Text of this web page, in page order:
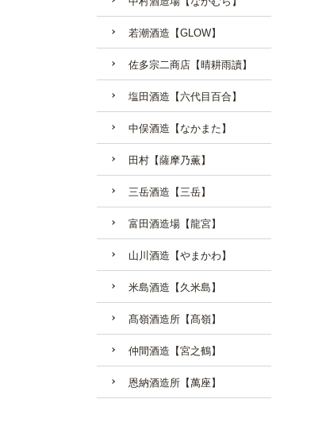
若潮酒造【GLOW】
佐多宗二商店【晴耕雨讀】
塩田酒造【六代目百合】
中俣酒造【なかまた】
田村【薩摩乃薫】
三岳酒造【三岳】
富田酒造場【龍宮】
山川酒造【やまかわ】
米島酒造【久米島】
髙嶺酒造所【髙嶺】
仲間酒造【宮之鶴】
恩納酒造所【萬座】